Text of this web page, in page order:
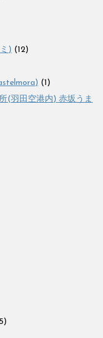
) (12)
(1)
(羽田空港内) 赤坂うま